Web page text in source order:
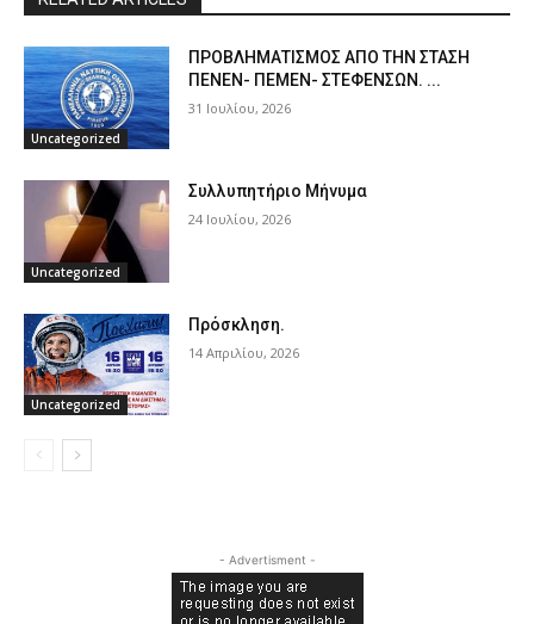
Uncategorized
ΠPOΒΛΗΜΑΤΙΣΜΟΣ ΑΠΟ ΤΗΝ ΣΤΑΣΗ
ΠΕΝΕΝ- ΠΕΜΕΝ- ΣΤΕΦΕΝΣΩΝ. ...
31 Ιουλίου, 2026
Uncategorized
Συλλυπητήριο Μήνυμα
24 Ιουλίου, 2026
Uncategorized
Πρόσκληση.
14 Απριλίου, 2026
- Advertisment -